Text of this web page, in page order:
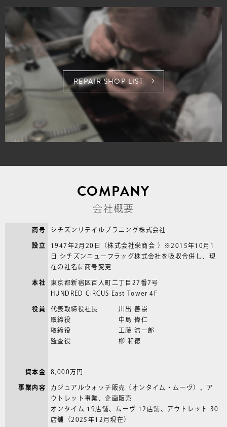
REPAIR SHOP LIST
COMPANY
会社概要
商号
シチズンリテイルプラニング株式会社
設立
1947年2月20日（株式会社栄商会 ）※2015年10月1
日 シチズンニューフラッグ株式会社を吸収合併し、現
在の社名に商号変更
本社
東京都新宿区百人町二丁目27番7号
HUNDRED CIRCUS East Tower 4F
役員
代表取締役社長
川出 善崇
取締役
中島 偉仁
取締役
工藤 浩一郎
監査役
柳 和徳
資本金
8,000万円
事業内容
カジュアルウォッチ販売（オンタイム・ムーヴ）、ア
ウトレット事業、企画販売
オンタイム 19店舗、ムーヴ 12店舗、アウトレット 30
店舗（2025年12月現在）